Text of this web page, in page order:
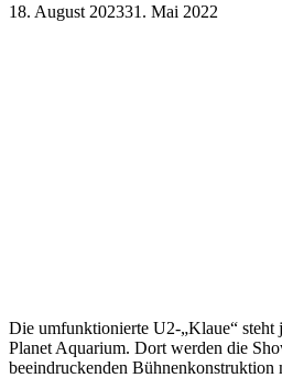
18. August 202331. Mai 2022
Die umfunktionierte U2-„Klaue“
Planet Aquarium. Dort werden die
beeindruckenden